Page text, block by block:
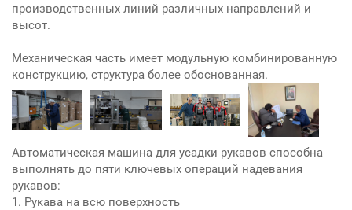
производственных линий различных направлений и
высот.
Механическая часть имеет модульную комбинированную
конструкцию, структура более обоснованная.
Автоматическая машина для усадки рукавов способна
выполнять до пяти ключевых операций надевания
рукавов:
1. Рукава на всю поверхность